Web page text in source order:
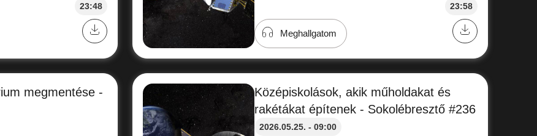
23:48 23:58
Meghallgatom
megmentése -
Középiskolások, akik műholdakat és
rakétákat építenek - Sokolébresztő #236
2026.05.25. - 09:00